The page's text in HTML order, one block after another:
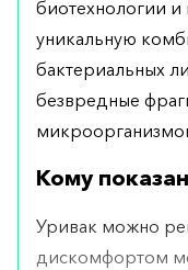
биотехнологии
уникальную
бактериальных
безвредные
Кому показан
Уривак можно
дискомфортом